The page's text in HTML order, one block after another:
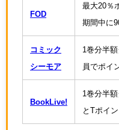
FOD
最大20％
期間中に
コミック
シーモア
1巻分半
員でポイ
BookLive!
1巻分半
とTポイ